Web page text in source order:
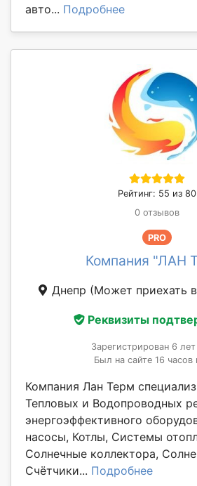
авто... Подробнее
Рейтинг: 55 из 80
0 отзывов
PRO
Компания "ЛАН
Днепр (Может приехать в
Реквизиты
Зарегистрирован 6 лет
Был на сайте 16 часов
Компания Лан Терм
Тепловых и Водопроводных
энергоэффективного
насосы, Котлы, Системы
Солнечные коллектора,
Счётчики... Подробнее